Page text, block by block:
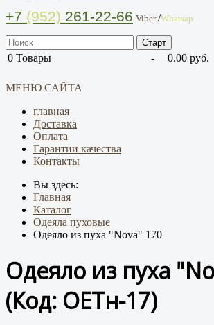
+7 (952) 261-22-66 Viber/Whatsap
0 Товары -
0.00 руб.
МЕНЮ САЙТА
главная
Доставка
Оплата
Гарантии качества
Контакты
Вы здесь:
Главная
Каталог
Одеяла пуховые
Одеяло из пуха "Nova" 170
Одеяло из пуха
(Код: ОЕТн-17)